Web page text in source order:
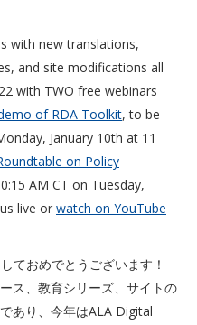
with new translations,
and site modifications all
with TWO free webinars
of RDA Toolkit, to be
January 10th at 11
on Policy
AM CT on Tuesday,
live or watch on YouTube
ておめでとうございます！
ス、教育シリーズ、サイトの
あり、今年はALA Digital